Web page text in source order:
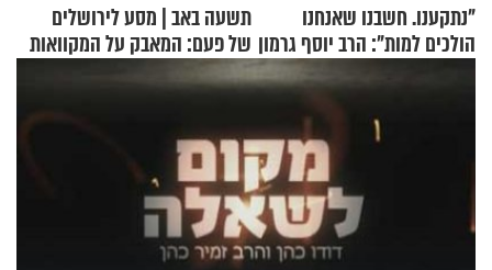
"נתקענו. חשבנו שאנחנו
הולכים למות": הרב יוסף גרמון
תשעה באב | מסע לירושלים
של פעם: המאבק על המקוואות